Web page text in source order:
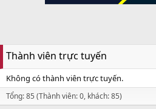
Thành viên trực tuyến
Không có thành viên trực tuyến.
Tổng: 85 (Thành viên: 0, khách: 85)